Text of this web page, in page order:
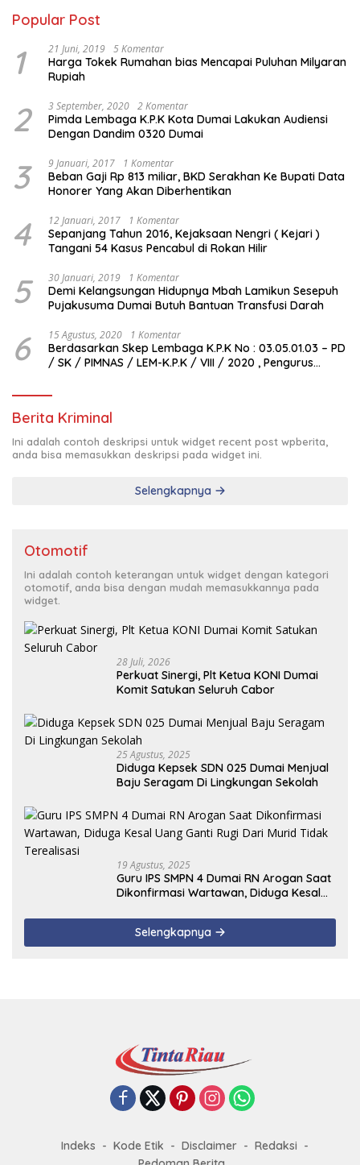
Popular Post
1 21 Juni, 2019 5 Komentar
Harga Tokek Rumahan bias Mencapai Puluhan Milyaran
Rupiah
2 3 September, 2020 2 Komentar
Pimda Lembaga K.P.K Kota Dumai Lakukan Audiensi
Dengan Dandim 0320 Dumai
3 9 Januari, 2017 1 Komentar
Beban Gaji Rp 813 miliar, BKD Serakhan Ke Bupati Data
Honorer Yang Akan Diberhentikan
4 12 Januari, 2017 1 Komentar
Sepanjang Tahun 2016, Kejaksaan Nengri ( Kejari )
Tangani 54 Kasus Pencabul di Rokan Hilir
5 30 Januari, 2019 1 Komentar
Demi Kelangsungan Hidupnya Mbah Lamikun Sesepuh
Pujakusuma Dumai Butuh Bantuan Transfusi Darah
6 15 Agustus, 2020 1 Komentar
Berdasarkan Skep Lembaga K.P.K No : 03.05.01.03 – PD
/ SK / PIMNAS / LEM-K.P.K / VIII / 2020 , Pengurus
Berita Kriminal
Ini adalah contoh deskripsi untuk widget recent post wpberita,
anda bisa memasukkan deskripsi pada widget ini.
Selengkapnya
Otomotif
Ini adalah contoh keterangan untuk widget dengan kategori
otomotif, anda bisa dengan mudah memasukkannya pada
widget.
28 Juli, 2026
Perkuat Sinergi, Plt Ketua KONI Dumai
Komit Satukan Seluruh Cabor
25 Agustus, 2025
Diduga Kepsek SDN 025 Dumai Menjual
Baju Seragam Di Lingkungan Sekolah
19 Agustus, 2025
Guru IPS SMPN 4 Dumai RN Arogan Saat
Dikonfirmasi Wartawan, Diduga Kesal
Terealisasi
Selengkapnya
Indeks Kode Etik Disclaimer
Redaksi